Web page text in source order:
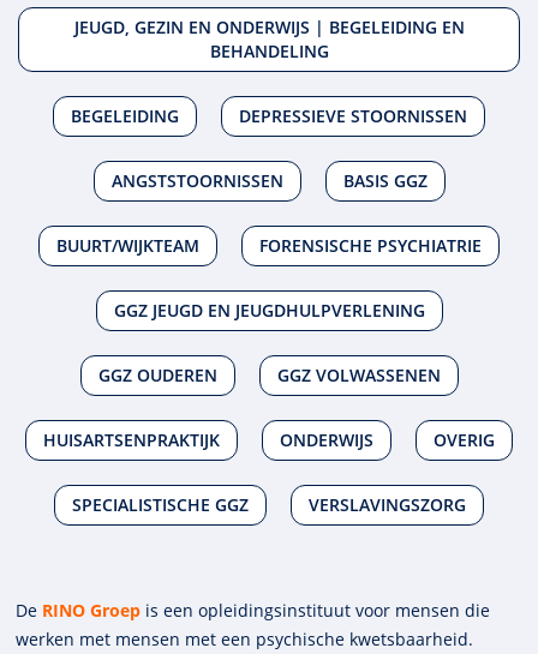
JEUGD, GEZIN EN ONDERWIJS | BEGELEIDING EN
BEHANDELING
BEGELEIDING DEPRESSIEVE STOORNISSEN
ANGSTSTOORNISSEN BASIS GGZ
BUURT/WIJKTEAM FORENSISCHE PSYCHIATRIE
GGZ JEUGD EN JEUGDHULPVERLENING
GGZ OUDEREN GGZ VOLWASSENEN
HUISARTSENPRAKTIJK ONDERWIJS OVERIG
SPECIALISTISCHE GGZ VERSLAVINGSZORG
De RINO Groep is een opleidings­insti­tuut voor mensen die
werken met mensen met een psychische kwets­baar­heid.